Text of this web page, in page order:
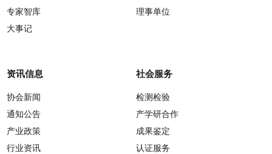
专家智库
大事记
理事单位
资讯信息
协会新闻
通知公告
产业政策
行业资讯
社会服务
检测检验
产学研合作
成果鉴定
认证服务